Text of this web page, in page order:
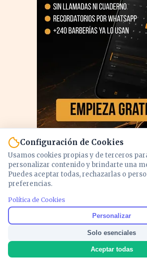
Configuración de Cookies
Usamos cookies propias y de terceros
personalizar contenido y brindarte una
Puedes aceptar todas, rechazarlas o
preferencias.
Política de Cookies
Personalizar
Solo esenciales
Aceptar todas